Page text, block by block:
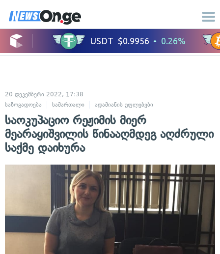
20 დეკემბერი 2022, 17:38
საზოგადოება
სამართალი ადამიანის უფლებები
საოკუპაციო რეჟიმის მიერ
მეარაყიშვილის წინააღმდეგ აღძრული
საქმე დაიხურა